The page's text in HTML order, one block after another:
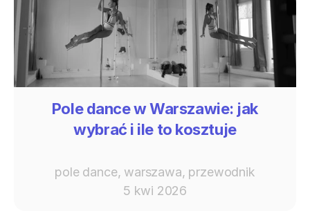
Pole dance w Warszawie: jak
wybrać i ile to kosztuje
pole dance, warszawa, przewodnik
5 kwi 2026